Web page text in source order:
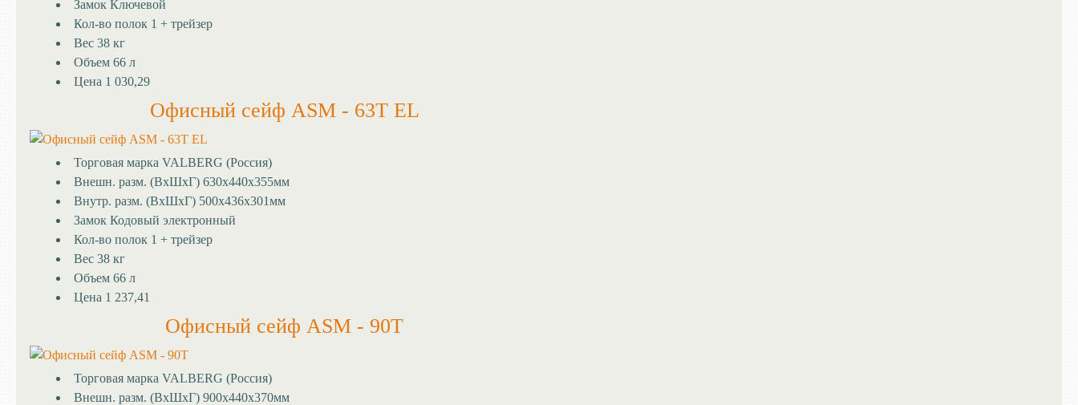
Замок Ключевой
Кол-во полок 1 + трейзер
Вес 38 кг
Объем 66 л
Цена 1 030,29
Офисный сейф ASM - 63T EL
Торговая марка VALBERG (Россия)
Внешн. разм. (ВхШхГ) 630х440х355мм
Внутр. разм. (ВхШхГ) 500х436х301мм
Замок Кодовый электронный
Кол-во полок 1 + трейзер
Вес 38 кг
Объем 66 л
Цена 1 237,41
Офисный сейф ASM - 90T
Торговая марка VALBERG (Россия)
Внешн. разм. (ВхШхГ) 900х440х370мм